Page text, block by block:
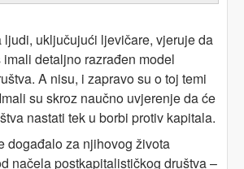
ljudi, uključujući ljevičare, vjeruje da
detaljno razrađen model
A nisu, i zapravo su o toj temi
su skroz naučno uvjerenje da će
nastati tek u borbi protiv kapitala.
događalo za njihovog života
načela postkapitalističkog društva –